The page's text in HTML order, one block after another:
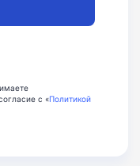
с «Политикой